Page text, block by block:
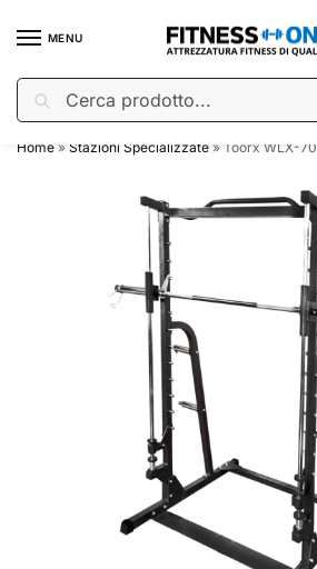
MENU
🇮🇹SPEDIZIONE GRATUITA
Home » Stazioni Specializzate » Toorx WLX-70